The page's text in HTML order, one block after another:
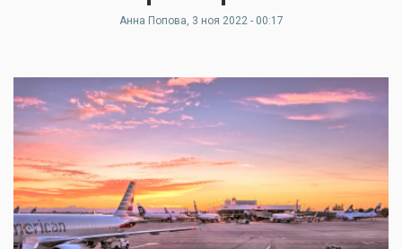
Анна Попова, 3 ноя 2022 - 00:17